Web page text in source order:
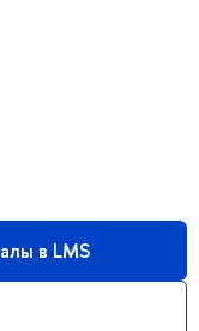
в LMS